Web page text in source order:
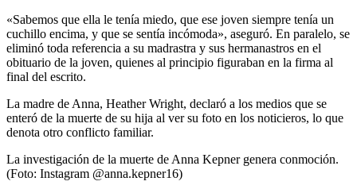
«Sabemos que ella le tenía miedo, que ese joven siempre tenía un
cuchillo encima, y que se sentía incómoda», aseguró. En paralelo, se
eliminó toda referencia a su madrastra y sus hermanastros en el
obituario de la joven, quienes al principio figuraban en la firma al
final del escrito.
La madre de Anna, Heather Wright, declaró a los medios que se
enteró de la muerte de su hija al ver su foto en los noticieros, lo que
denota otro conflicto familiar.
La investigación de la muerte de Anna Kepner genera conmoción.
(Foto: Instagram @anna.kepner16)